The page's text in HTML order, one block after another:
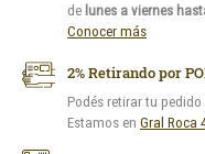
de lunes a viernes
Conocer más
2% Retirando por
Podés retirar tu
Estamos en Gral Roca